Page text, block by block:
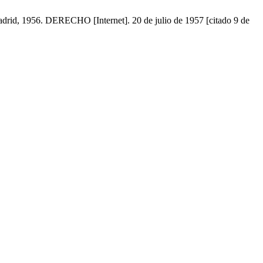
1956. DERECHO [Internet]. 20 de julio de 1957 [citado 9 de